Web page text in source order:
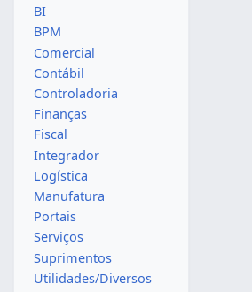
BI
BPM
Comercial
Contábil
Controladoria
Finanças
Fiscal
Integrador
Logística
Manufatura
Portais
Serviços
Suprimentos
Utilidades/Diversos